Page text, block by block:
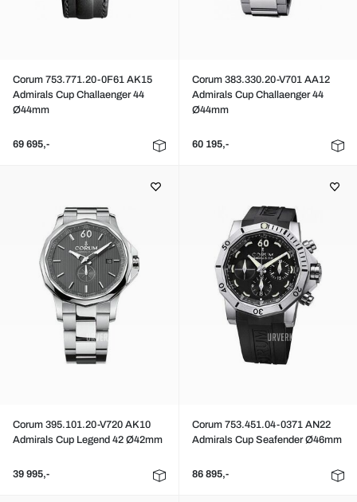
Corum 753.771.20-0F61 AK15
Admirals Cup Challaenger 44
Ø44mm
69 695,-
Corum 383.330.20-V701 AA12
Admirals Cup Challaenger 44
Ø44mm
60 195,-
Corum 395.101.20-V720 AK10
Admirals Cup Legend 42 Ø42mm
39 995,-
Corum 753.451.04-0371 AN22
Admirals Cup Seafender Ø46mm
86 895,-